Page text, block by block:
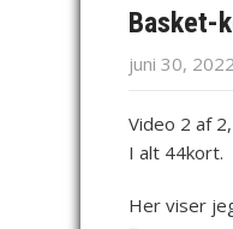
Basket-
juni 30, 2022
Video 2 af
I alt 44kort.
Her viser